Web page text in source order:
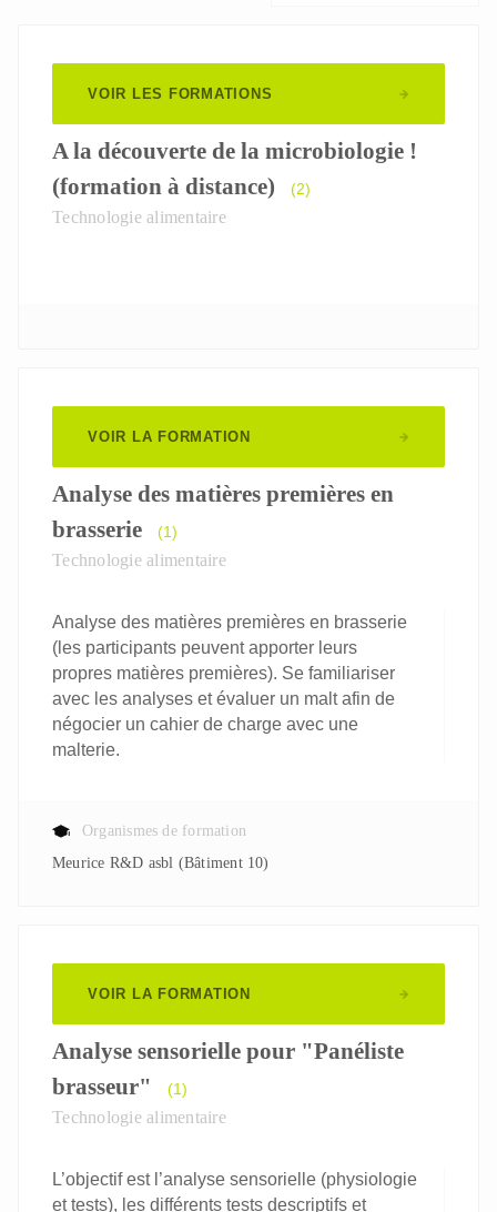
VOIR LES FORMATIONS
A la découverte de la microbiologie !
(formation à distance)
(2)
Technologie alimentaire
VOIR LA FORMATION
Analyse des matières premières en
brasserie
(1)
Technologie alimentaire
Analyse des matières premières en brasserie
(les participants peuvent apporter leurs
propres matières premières). Se familiariser
avec les analyses et évaluer un malt afin de
négocier un cahier de charge avec une
malterie.
Organismes de formation
Meurice R&D asbl (Bâtiment 10)
VOIR LA FORMATION
Analyse sensorielle pour "Panéliste
brasseur"
(1)
Technologie alimentaire
L’objectif est l’analyse sensorielle (physiologie
et tests), les différents tests descriptifs et